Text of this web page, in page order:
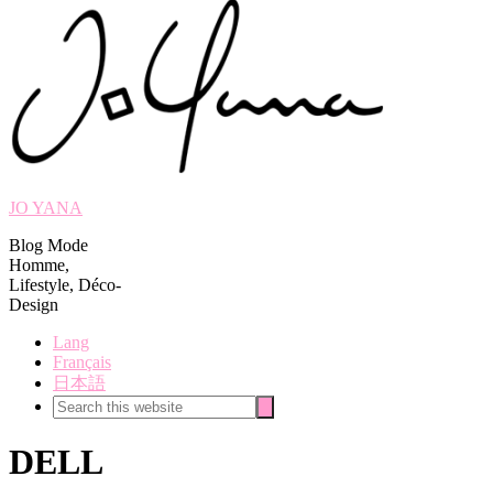
JO YANA
Blog Mode
Homme,
Lifestyle, Déco-
Design
Lang
Français
日本語
Search
this
DELL